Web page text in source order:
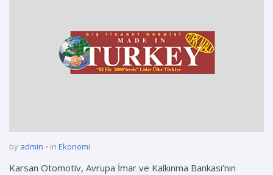
by admin in Ekonomi
Karsan Otomotiv, Avrupa İmar ve Kalkınma Bankası’nın